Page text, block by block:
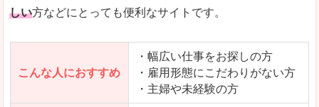
しい方などにとっても便利なサイトです。
こんな人におすすめ
・幅広い仕事をお探しの方
・雇用形態にこだわりがない方
・主婦や未経験の方